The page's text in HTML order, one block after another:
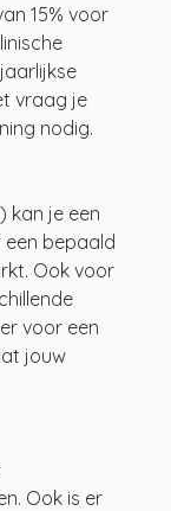
15% voor
vraag je
nodig.
kan je een
een bepaald
Ook voor
voor een
jouw
Ook is er